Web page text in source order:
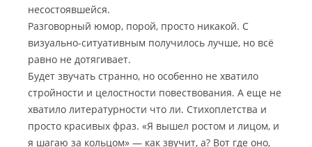
несостоявшейся.
Разговорный юмор, порой, просто никакой. С
визуально-ситуативным получилось лучше, но всё
равно не дотягивает.
Будет звучать странно, но особенно не хватило
стройности и целостности повествования. А еще не
хватило литературности что ли. Стихоплетства и
просто красивых фраз. «Я вышел ростом и лицом, и
я шагаю за кольцом» — как звучит, а? Вот где оно,